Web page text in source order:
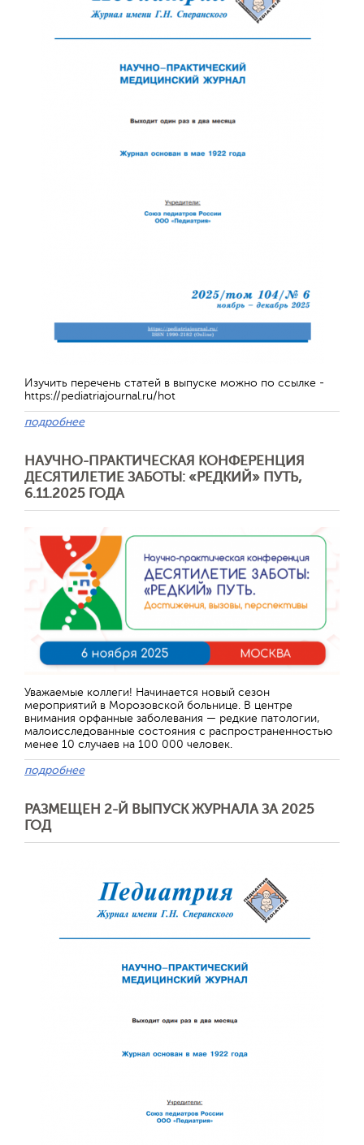
Изучить перечень статей в выпуске можно по ссылке -
https://pediatriajournal.ru/hot
подробнее
НАУЧНО-ПРАКТИЧЕСКАЯ КОНФЕРЕНЦИЯ
ДЕСЯТИЛЕТИЕ ЗАБОТЫ: «РЕДКИЙ» ПУТЬ,
6.11.2025 ГОДА
Уважаемые коллеги! Начинается новый сезон
мероприятий в Морозовской больнице. В центре
внимания орфанные заболевания — редкие патологии,
малоисследованные состояния с распространенностью
менее 10 случаев на 100 000 человек.
подробнее
РАЗМЕЩЕН 2-Й ВЫПУСК ЖУРНАЛА ЗА 2025
ГОД